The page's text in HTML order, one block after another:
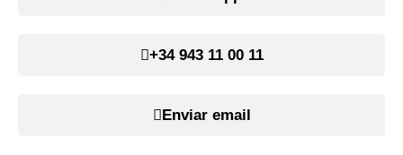
+34 943 11 00 11
Enviar email